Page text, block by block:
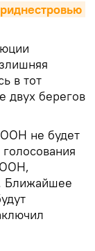
в тот
двух берегов
не будет
ООН,
Ближайшее